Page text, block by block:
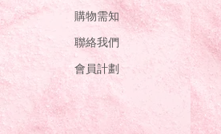
購物需知
聯絡我們
會員計劃